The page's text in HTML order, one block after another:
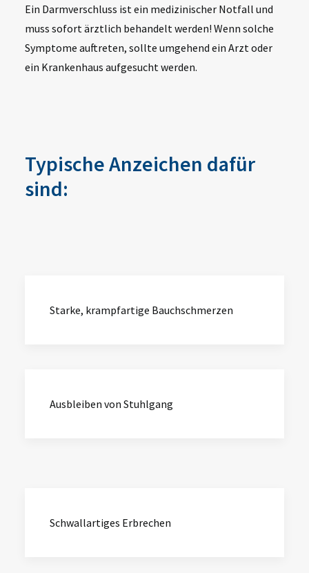
Ein Darmverschluss ist ein medizinischer Notfall und
muss sofort ärztlich behandelt werden! Wenn solche
Symptome auftreten, sollte umgehend ein Arzt oder
ein Krankenhaus aufgesucht werden.
Typische Anzeichen dafür
sind:
Starke, krampfartige Bauchschmerzen
Ausbleiben von Stuhlgang
Schwallartiges Erbrechen